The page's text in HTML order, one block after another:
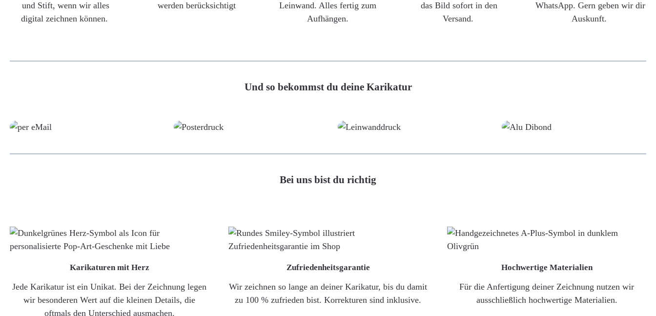
und Stift, wenn wir alles
digital zeichnen können.
werden berücksichtigt
Leinwand. Alles fertig zum
Aufhängen.
das Bild sofort in den
Versand.
WhatsApp. Gern geben wir dir
Auskunft.
Und so bekommst du deine Karikatur
Bei uns bist du richtig
Karikaturen mit Herz
Jede Karikatur ist ein Unikat. Bei der Zeichnung legen
wir besonderen Wert auf die kleinen Details, die
oftmals den Unterschied ausmachen.
Zufriedenheitsgarantie
Wir zeichnen so lange an deiner Karikatur, bis du damit
zu 100 % zufrieden bist. Korrekturen sind inklusive.
Hochwertige Materialien
Für die Anfertigung deiner Zeichnung nutzen wir
ausschließlich hochwertige Materialien.